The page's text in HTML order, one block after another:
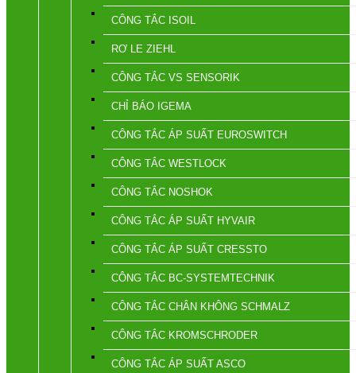
CÔNG TẮC ISOIL
RƠ LE ZIEHL
CÔNG TẮC VS SENSORIK
CHỈ BÁO IGEMA
CÔNG TẮC ÁP SUẤT EUROSWITCH
CÔNG TẮC WESTLOCK
CÔNG TẮC NOSHOK
CÔNG TẮC ÁP SUẤT HYVAIR
CÔNG TẮC ÁP SUẤT CRESSTO
CÔNG TẮC BC-SYSTEMTECHNIK
CÔNG TẮC CHÂN KHÔNG SCHMALZ
CÔNG TẮC KROMSCHRODER
CÔNG TẮC ÁP SUẤT ASCO